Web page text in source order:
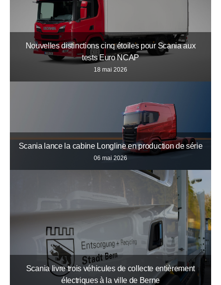
Nouvelles distinctions cinq étoiles pour Scania aux
tests Euro NCAP
18 mai 2026
Scania lance la cabine Longline en production de série
06 mai 2026
Scania livre trois véhicules de collecte entièrement
électriques à la ville de Berne